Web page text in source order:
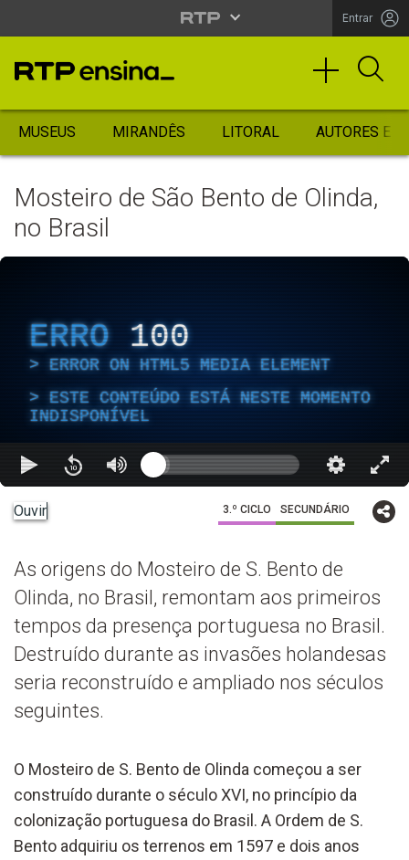
Entrar
MUSEUS MIRANDÊS LITORAL AUTORES
Mosteiro de São Bento de Olinda,
no Brasil
ERRO 100
ERROR ON HTML5 MEDIA ELEMENT
ESTE CONTEÚDO ESTÁ NESTE MOMENTO
INDISPONÍVEL
Ouvir 3.º CICLO SECUNDÁRIO
As origens do Mosteiro de S. Bento de
Olinda, no Brasil, remontam aos primeiros
tempos da presença portuguesa no Brasil.
Destruído durante as invasões holandesas
seria reconstruído e ampliado nos séculos
seguintes.
O Mosteiro de S. Bento de Olinda começou a ser
construído durante o século XVI, no princípio da
colonização portuguesa do Brasil. A Ordem de S.
Bento adquiriu os terrenos em 1597 e dois anos